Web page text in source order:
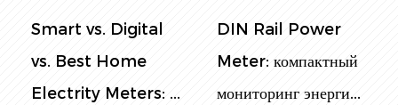
DIN Rail Power
Meter: компактный
мониторинг энерги...
Панельный счетчик
мощности:
окончательное